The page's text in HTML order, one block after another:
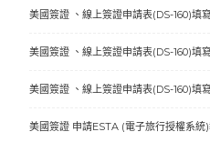
美國簽證 、線上簽證申請表(DS-160)填
美國簽證 、線上簽證申請表(DS-160)填
美國簽證 、線上簽證申請表(DS-160)填
美國簽證 申請ESTA (電子旅行授權系統